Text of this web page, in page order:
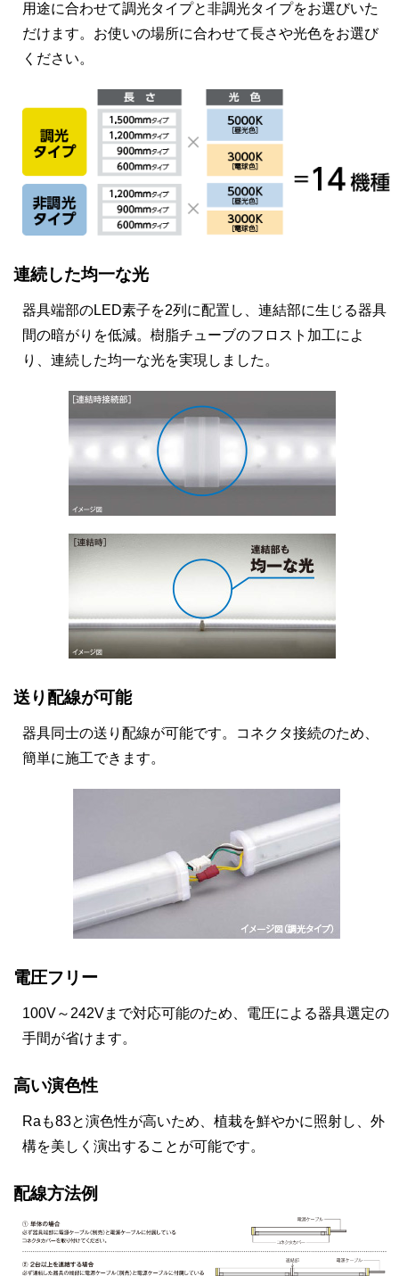
用途に合わせて調光タイプと非調光タイプをお選びいた
だけます。お使いの場所に合わせて長さや光色をお選び
ください。
連続した均一な光
器具端部のLED素子を2列に配置し、連結部に生じる器具
間の暗がりを低減。樹脂チューブのフロスト加工によ
り、連続した均一な光を実現しました。
送り配線が可能
器具同士の送り配線が可能です。コネクタ接続のため、
簡単に施工できます。
電圧フリー
100V～242Vまで対応可能のため、電圧による器具選定の
手間が省けます。
高い演色性
Raも83と演色性が高いため、植栽を鮮やかに照射し、外
構を美しく演出することが可能です。
配線方法例